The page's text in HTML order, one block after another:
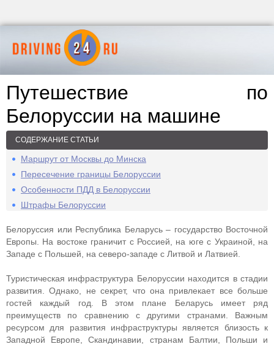
Путешествие по
Белоруссии на машине
СОДЕРЖАНИЕ СТАТЬИ
Маршрут от Москвы до Минска
Пересечение границы Белоруссии
Особенности ПДД в Белоруссии
Штрафы Белоруссии
Белоруссия или Республика Беларусь – государство Восточной
Европы. На востоке граничит с Россией, на юге с Украиной, на
Западе с Польшей, на северо-западе с Литвой и Латвией.
Туристическая инфраструктура Белоруссии находится в стадии
развития. Однако, не секрет, что она привлекает все больше
гостей каждый год. В этом плане Беларусь имеет ряд
преимуществ по сравнению с другими странами. Важным
ресурсом для развития инфраструктуры является близость к
Западной Европе, Скандинавии, странам Балтии, Польши и